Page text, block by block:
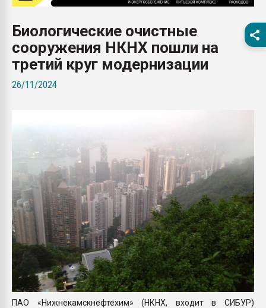
Вакуум-формовочные
Подмосковье, Москва
28.07.2026
первый план в
пластмасс
Биологические очистные
сооружения НКНХ пошли на
третий круг модернизации
26/11/2024
ПАО «Нижнекамскнефтехим» (НКНХ, входит в СИБУР)